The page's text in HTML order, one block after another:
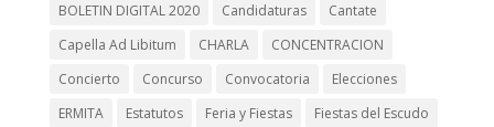
BOLETIN DIGITAL 2020
Candidaturas
Cantate
Capella Ad Libitum
CHARLA
CONCENTRACION
Concierto
Concurso Convocatoria
Elecciones
ERMITA
Estatutos Feria y Fiestas
Fiestas del Escudo